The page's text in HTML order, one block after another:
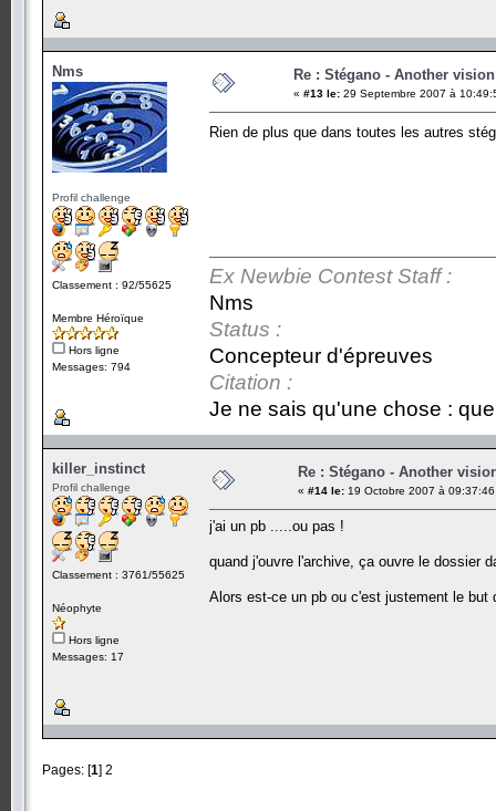
Nms
Profil challenge
Classement : 92/55625
Membre Héroïque
Hors ligne
Messages: 794
Re : Stégano - Another vision
« #13 le: 29 Septembre 2007 à
Rien de plus que dans toutes les autres
Ex Newbie Contest Staff :
Nms
Status :
Concepteur d'épreuves
Citation :
Je ne sais qu'une chose :
killer_instinct
Profil challenge
Classement : 3761/55625
Néophyte
Hors ligne
Messages: 17
Re : Stégano - Another
« #14 le: 19 Octobre 2007 à
j'ai un pb .....ou pas !
quand j'ouvre l'archive, ça ouvre le dossier
Alors est-ce un pb ou c'est justement le but
Pages: [1] 2